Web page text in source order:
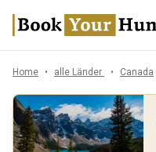
Home alle Länder Canada